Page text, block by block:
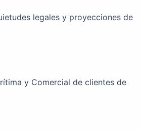
legales y proyecciones de
y Comercial de clientes de